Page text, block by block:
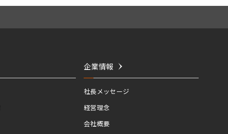
企業情報
社長メッセージ
経営理念
会社概要